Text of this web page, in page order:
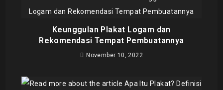
Keunggulan Plakat Logam dan
Rekomendasi Tempat Pembuatannya
November 10, 2022